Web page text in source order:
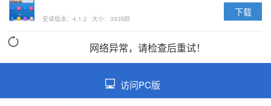
安卓版本：4.1.2 大小：393MB
下载
网络异常，请检查后重试！
访问PC版